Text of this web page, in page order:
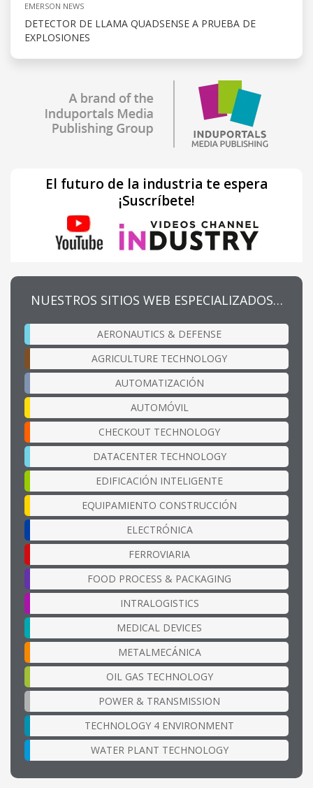
EMERSON NEWS
DETECTOR DE LLAMA QUADSENSE A PRUEBA DE
EXPLOSIONES
El futuro de la industria te espera
¡Suscríbete!
NUESTROS SITIOS WEB ESPECIALIZADOS…
AERONAUTICS & DEFENSE
AGRICULTURE TECHNOLOGY
AUTOMATIZACIÓN
AUTOMÓVIL
CHECKOUT TECHNOLOGY
DATACENTER TECHNOLOGY
EDIFICACIÓN INTELIGENTE
EQUIPAMIENTO CONSTRUCCIÓN
ELECTRÓNICA
FERROVIARIA
FOOD PROCESS & PACKAGING
INTRALOGISTICS
MEDICAL DEVICES
METALMECÁNICA
OIL GAS TECHNOLOGY
POWER & TRANSMISSION
TECHNOLOGY 4 ENVIRONMENT
WATER PLANT TECHNOLOGY